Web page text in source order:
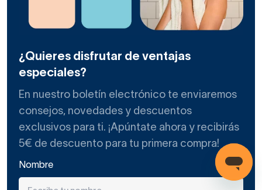
¿Quieres disfrutar de ventajas
especiales?
En nuestro boletín electrónico te enviaremos
consejos, novedades y descuentos
exclusivos para ti. ¡Apúntate ahora y recibirás
5€ de descuento para tu primera compra!
Nombre